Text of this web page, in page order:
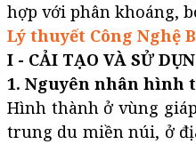
hợp với phân khoáng,
Lý thuyết Công Nghệ
I - CẢI TẠO VÀ SỬ
1. Nguyên nhân hình
Hình thành ở vùng
trung du miền núi, ở